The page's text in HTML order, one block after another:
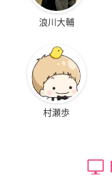
浪川大輔
村瀬歩